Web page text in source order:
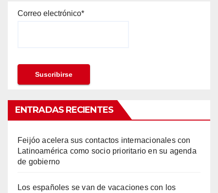
Correo electrónico*
ENTRADAS RECIENTES
Feijóo acelera sus contactos internacionales con
Latinoamérica como socio prioritario en su agenda
de gobierno
Los españoles se van de vacaciones con los